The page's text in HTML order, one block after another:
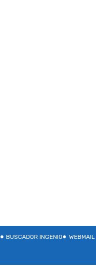
BUSCADOR INGENIO WEBMAIL